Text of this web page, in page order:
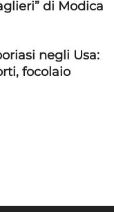
di Modica
negli Usa:
focolaio